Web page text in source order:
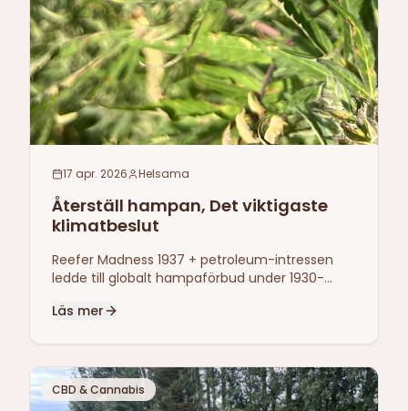
17 apr. 2026 Helsama
Återställ hampan, Det viktigaste
klimatbeslut
Reefer Madness 1937 + petroleum-intressen
ledde till globalt hampaförbud under 1930-
ha skog i pappersproduktion.
Läs mer
CBD & Cannabis